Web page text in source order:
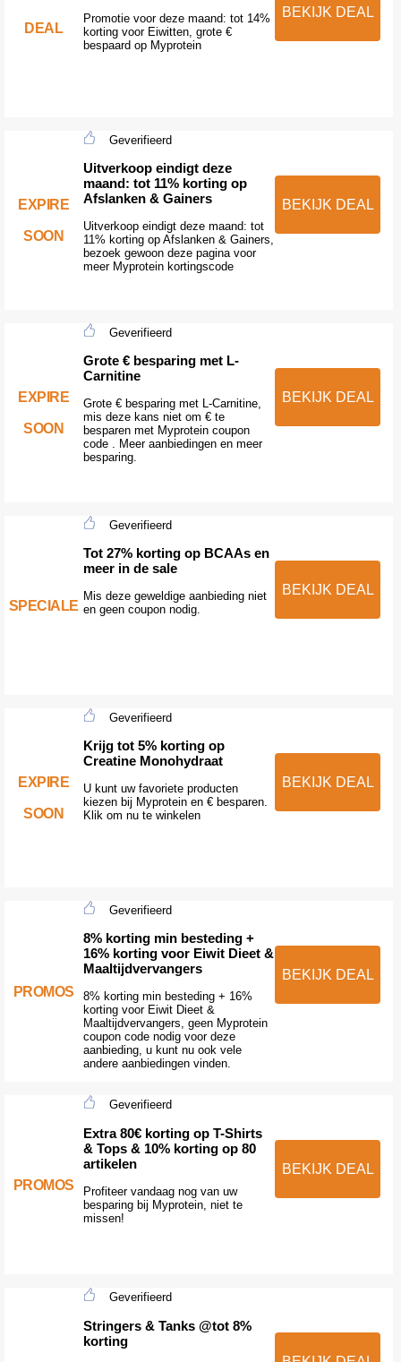
DEAL
Promotie voor deze maand: tot 14%
korting voor Eiwitten, grote €
bespaard op Myprotein
BEKIJK DEAL
EXPIRE
SOON
Geverifieerd
Uitverkoop eindigt deze
maand: tot 11% korting op
Afslanken & Gainers
Uitverkoop eindigt deze maand: tot
11% korting op Afslanken & Gainers,
bezoek gewoon deze pagina voor
meer Myprotein kortingscode
BEKIJK DEAL
EXPIRE
SOON
Geverifieerd
Grote € besparing met L-
Carnitine
Grote € besparing met L-Carnitine,
mis deze kans niet om € te
besparen met Myprotein coupon
code . Meer aanbiedingen en meer
besparing.
BEKIJK DEAL
SPECIALE
Geverifieerd
Tot 27% korting op BCAAs en
meer in de sale
Mis deze geweldige aanbieding niet
en geen coupon nodig.
BEKIJK DEAL
EXPIRE
SOON
Geverifieerd
Krijg tot 5% korting op
Creatine Monohydraat
U kunt uw favoriete producten
kiezen bij Myprotein en € besparen.
Klik om nu te winkelen
BEKIJK DEAL
PROMOS
Geverifieerd
8% korting min besteding +
16% korting voor Eiwit Dieet &
Maaltijdvervangers
8% korting min besteding + 16%
korting voor Eiwit Dieet &
Maaltijdvervangers, geen Myprotein
coupon code nodig voor deze
aanbieding, u kunt nu ook vele
andere aanbiedingen vinden.
BEKIJK DEAL
PROMOS
Geverifieerd
Extra 80€ korting op T-Shirts
& Tops & 10% korting op 80
artikelen
Profiteer vandaag nog van uw
besparing bij Myprotein, niet te
missen!
BEKIJK DEAL
Geverifieerd
Stringers & Tanks @tot 8%
korting